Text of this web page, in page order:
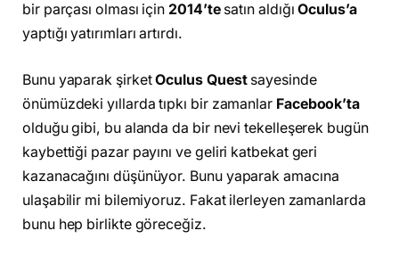
bir parçası olması için 2014’tesatın aldığıOculus’a
yaptığı yatırımları artırdı.
Bunu yaparak şirketOculus Questsayesinde
önümüzdeki yıllarda tıpkı bir zamanlar Facebook’ta
olduğu gibi, bu alanda da bir nevi tekelleşerek bugün
kaybettiği pazar payını ve geliri katbekat geri
kazanacağını düşünüyor. Bunu yaparak amacına
ulaşabilir mi bilemiyoruz. Fakat ilerleyen zamanlarda
bunu hep birlikte göreceğiz.